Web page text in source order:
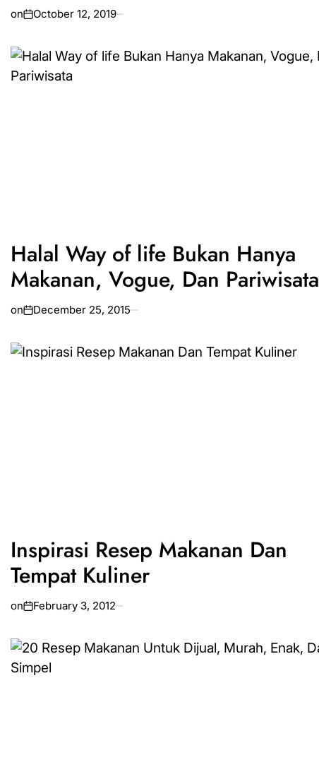
on October 12, 2019
Halal Way of life Bukan Hanya
Makanan, Vogue, Dan Pariwisata
on December 25, 2015
Inspirasi Resep Makanan Dan
Tempat Kuliner
on February 3, 2012